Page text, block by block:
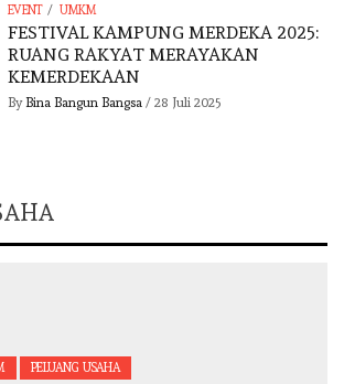
EVENT / UMKM
FESTIVAL KAMPUNG MERDEKA 2025:
RUANG RAKYAT MERAYAKAN
KEMERDEKAAN
By Bina Bangun Bangsa / 28 Juli 2025
PELUANG USAHA